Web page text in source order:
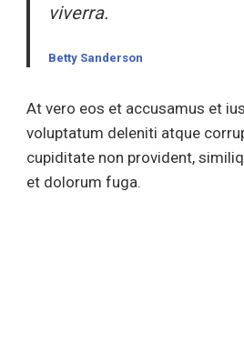
viverra.
Betty Sanderson
At vero eos et accusamus et
voluptatum deleniti atque
cupiditate non provident,
et dolorum fuga.